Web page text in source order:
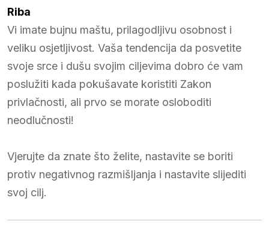
Riba
Vi imate bujnu maštu, prilagodljivu osobnost i
veliku osjetljivost. Vaša tendencija da posvetite
svoje srce i dušu svojim ciljevima dobro će vam
poslužiti kada pokušavate koristiti Zakon
privlačnosti, ali prvo se morate osloboditi
neodlučnosti!
Vjerujte da znate što želite, nastavite se boriti
protiv negativnog razmišljanja i nastavite slijediti
svoj cilj.